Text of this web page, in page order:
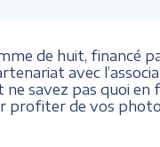
de huit, financé
avec
savez pas quoi en
de vos